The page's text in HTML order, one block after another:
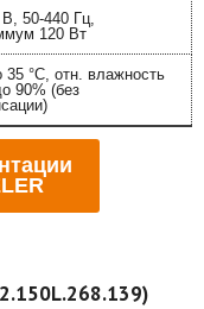
50-440 Гц,
120 Вт
35 °C, отн. влажность
90% (без